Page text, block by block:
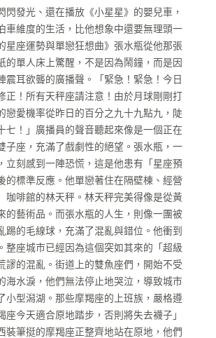
閃發光、還在播放《小星星》的嬰兒車，
車維度的生活，比他想象中還要無理頭一
星座運勢與單戀狂想曲》張水瓶從他那張
的單人床上驚醒，不是因為鬧鐘，而是因
震耳欲聾的廣播聲。「緊急！緊急！今日
正！所有天秤座請注意！由於月球剛剛打
戀愛機率從昨日的百分之九十九點九，陡
七！」廣播員的聲音聽起來像是一個正在
子座，充滿了戲劇性的絕望。張水瓶，一
立刻感到一陣恐慌，這是他患有「星座預
的標準反應。他單戀著住在隔壁棟、經營
咖啡館的林天秤。林天秤完美得像是從黃
的藝術品。而張水瓶的人生，則像一團被
踢的毛線球，充滿了混亂與錯位。他衝到
整座城市已經因為這個突如其來的「超級
謬的混亂。街道上的雙魚座們，開始不受
海水淚，他們無法停止地哭泣，導致城市
小型潟湖。那些摩羯座的上班族，嚴格遵
座今天適合原地踏步，否則將失去襪子」
裝筆挺的摩羯座正整齊地站在原地，他們